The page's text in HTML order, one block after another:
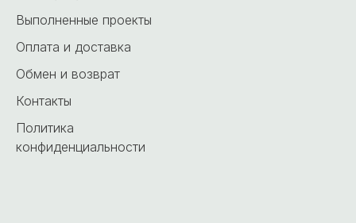
Выполненные проекты
Оплата и доставка
Обмен и возврат
Контакты
Политика
конфиденциальности